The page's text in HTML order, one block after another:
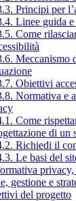
Principi per
Linee guida
Come
Meccanismo
Obiettivi
Normativa e
Come
di un
Richiedi il
Le basi del
gestione e
del progetto